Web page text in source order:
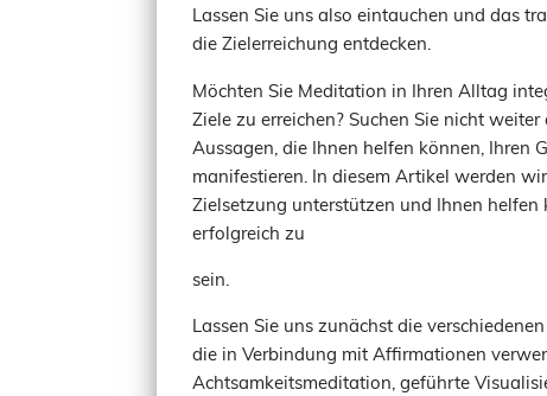
Lassen Sie uns also eintauchen und das
die Zielerreichung entdecken.
Möchten Sie Meditation in Ihren Alltag
Ziele zu erreichen? Suchen Sie nicht
Aussagen, die Ihnen helfen können, Ihren
manifestieren. In diesem Artikel werden
Zielsetzung unterstützen und Ihnen helfen
erfolgreich zu
sein.
Lassen Sie uns zunächst die
die in Verbindung mit Affirmationen
Achtsamkeitsmeditation, geführte